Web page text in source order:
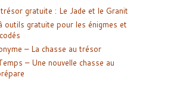
trésor gratuite : Le Jade et le Granit
outils gratuite pour les énigmes et
– La chasse au trésor
– Une nouvelle chasse au